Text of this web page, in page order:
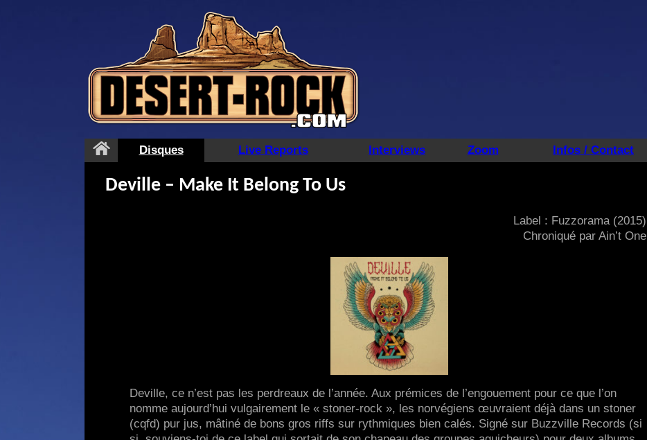
Disques Live Reports Interviews Zoom Infos / Contact
Deville – Make It Belong To Us
Label : Fuzzorama (2015)
Chroniqué par Ain’t One
Deville, ce n’est pas les perdreaux de l’année. Aux prémices de l’engouement pour ce que l’on
nomme aujourd’hui vulgairement le « stoner-rock », les norvégiens œuvraient déjà dans un stoner
(cqfd) pur jus, mâtiné de bons gros riffs sur rythmiques bien calés. Signé sur Buzzville Records (si